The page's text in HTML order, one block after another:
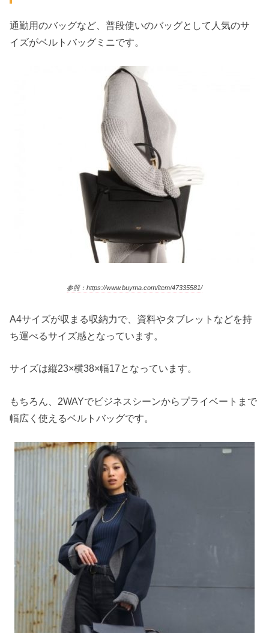
通勤用のバッグなど、普段使いのバッグとして人気のサ
イズがベルトバッグミニです。
参照：https://www.buyma.com/item/47335581/
A4サイズが収まる収納力で、資料やタブレットなどを持
ち運べるサイズ感となっています。
サイズは縦23×横38×幅17となっています。
もちろん、2WAYでビジネスシーンからプライベートまで
幅広く使えるベルトバッグです。